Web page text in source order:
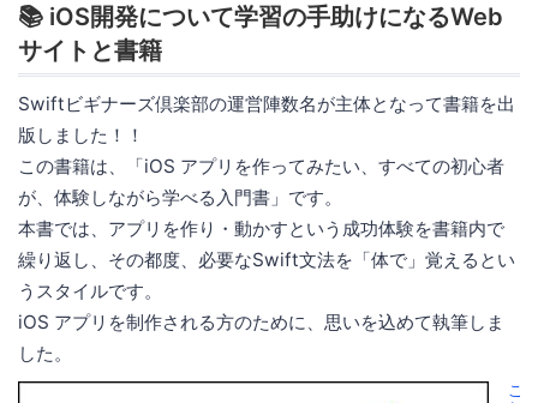
📚 iOS開発について学習の手助けになるWeb
サイトと書籍
Swiftビギナーズ倶楽部の運営陣数名が主体となって書籍を出
版しました！！
この書籍は、「iOS アプリを作ってみたい、すべての初心者
が、体験しながら学べる入門書」です。
本書では、アプリを作り・動かすという成功体験を書籍内で
繰り返し、その都度、必要なSwift文法を「体で」覚えるとい
うスタイルです。
iOS アプリを制作される方のために、思いを込めて執筆しま
した。
こ